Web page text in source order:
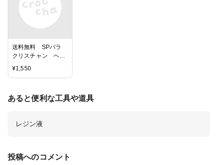
送料無料 SPバラ
クリスチャン ヘッ
ド 薔薇ヘッド花
材 25輪セット ス
2cm 茎の長さ2〜
ンジ 素材：スワッ
プリ、アロマワック
スバー
¥1,550
あると便利な工具や道具
レジン液
投稿へのコメント